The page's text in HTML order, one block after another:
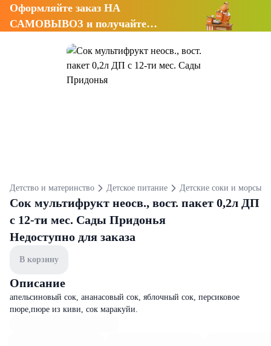
Оформляйте заказ НА
САМОВЫВОЗ и получайте
Детство и материнство Детское питание Детские соки и морсы
Сок мультифрукт неосв., вост. пакет 0,2л ДП
с 12-ти мес. Сады Придонья
Недоступно для заказа
В корзину
Описание
апельсиновый сок, ананасовый сок, яблочный сок, персиковое
пюре,пюре из киви, сок маракуйи.